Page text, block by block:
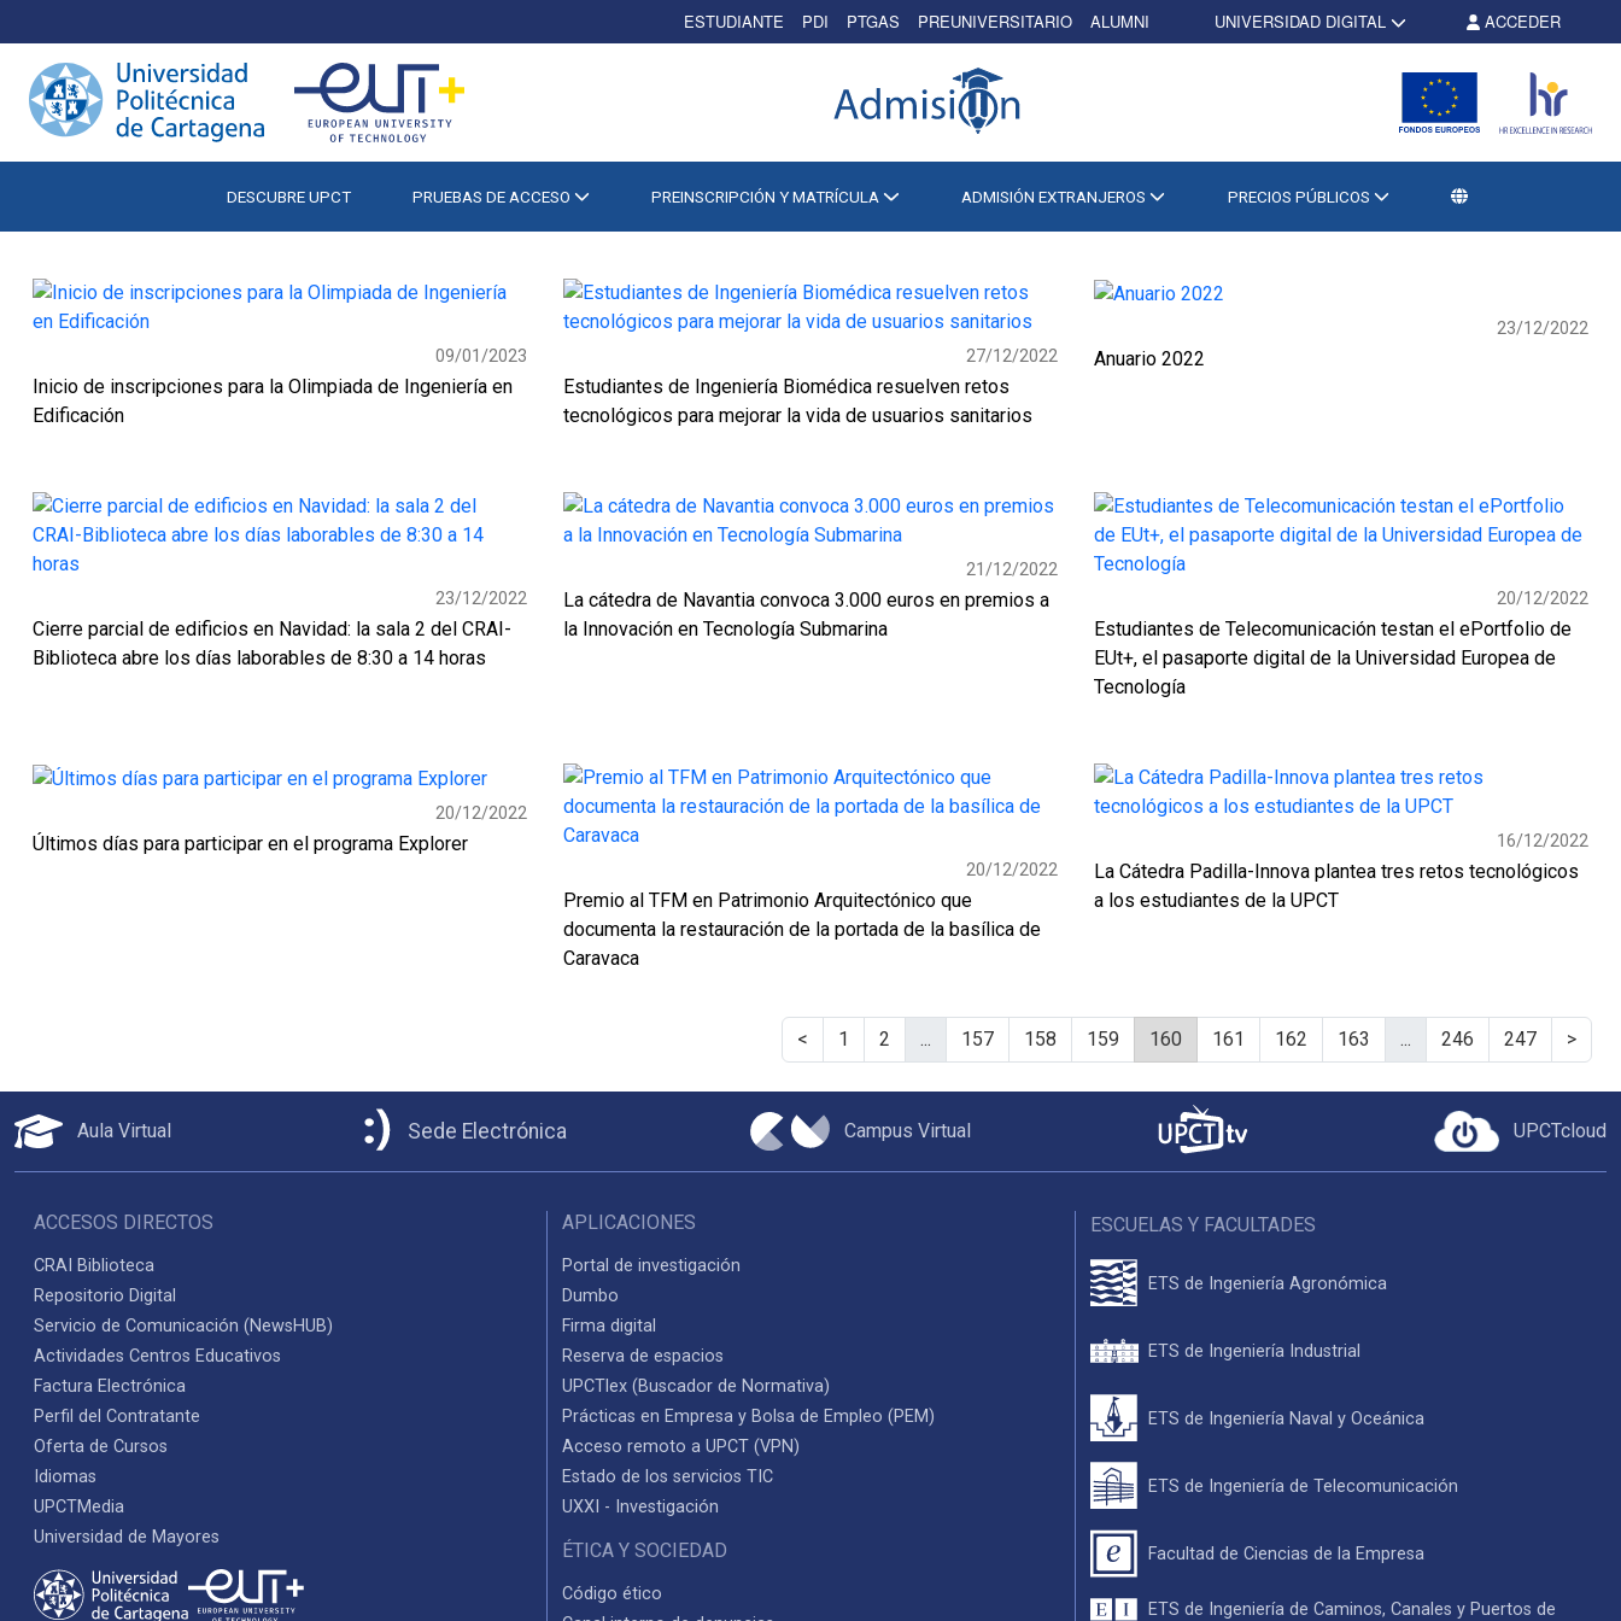
ESTUDIANTE PDI PTGAS PREUNIVERSITARIO ALUMNI UNIVERSIDAD DIGITAL ACCEDER
DESCUBRE UPCT PRUEBAS DE ACCESO PREINSCRIPCIÓN Y MATRÍCULA ADMISIÓN EXTRANJEROS PRECIOS PÚBLICOS
09/01/2023
Inicio de inscripciones para la Olimpiada de Ingeniería en
Edificación
27/12/2022
Estudiantes de Ingeniería Biomédica resuelven retos
tecnológicos para mejorar la vida de usuarios sanitarios
23/12/2022
Anuario 2022
23/12/2022
Cierre parcial de edificios en Navidad: la sala 2 del CRAI-
Biblioteca abre los días laborables de 8:30 a 14 horas
21/12/2022
La cátedra de Navantia convoca 3.000 euros en premios a
la Innovación en Tecnología Submarina
20/12/2022
Estudiantes de Telecomunicación testan el ePortfolio de
EUt+, el pasaporte digital de la Universidad Europea de
Tecnología
20/12/2022
Últimos días para participar en el programa Explorer
20/12/2022
Premio al TFM en Patrimonio Arquitectónico que
documenta la restauración de la portada de la basílica de
Caravaca
16/12/2022
La Cátedra Padilla-Innova plantea tres retos tecnológicos
a los estudiantes de la UPCT
< 1 2 ... 157 158 159 160 161 162 163 ... 246 247 >
Aula Virtual Sede Electrónica Campus Virtual UPCTcloud
ACCESOS DIRECTOS
CRAI Biblioteca
Repositorio Digital
Servicio de Comunicación (NewsHUB)
Actividades Centros Educativos
Factura Electrónica
Perfil del Contratante
Oferta de Cursos
Idiomas
UPCTMedia
Universidad de Mayores
APLICACIONES
Portal de investigación
Dumbo
Firma digital
Reserva de espacios
UPCTlex (Buscador de Normativa)
Prácticas en Empresa y Bolsa de Empleo (PEM)
Acceso remoto a UPCT (VPN)
Estado de los servicios TIC
UXXI - Investigación
ÉTICA Y SOCIEDAD
Código ético
ESCUELAS Y FACULTADES
ETS de Ingeniería Agronómica
ETS de Ingeniería Industrial
ETS de Ingeniería Naval y Oceánica
ETS de Ingeniería de Telecomunicación
Facultad de Ciencias de la Empresa
ETS de Ingeniería de Caminos, Canales y Puertos de